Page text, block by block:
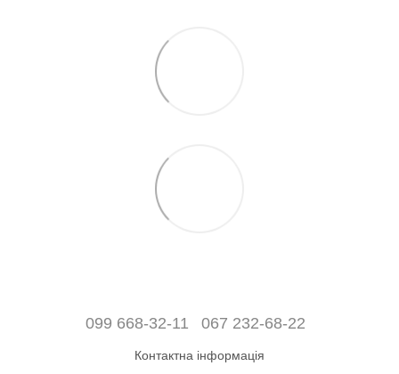
099 668-32-11 067 232-68-22
Контактна інформація